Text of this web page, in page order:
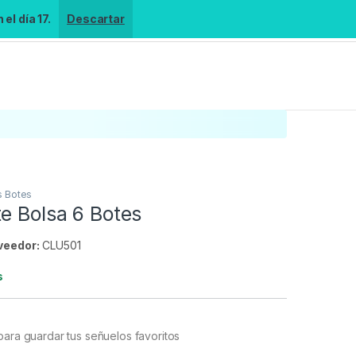
día 17. Descartar
Botes
Bolsa 6 Botes
CLU501
guardar tus señuelos favoritos